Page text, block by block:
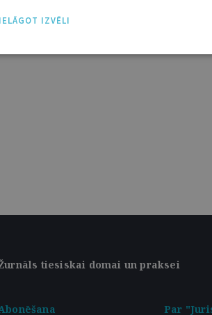
jāpārliecina
sistēma ir
tiesiskai domai un praksei
Par
IZVĒLI